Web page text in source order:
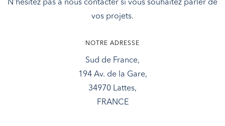
N'hésitez pas à nous contacter si vous souhaitez parler de
vos projets.
NOTRE ADRESSE
Sud de France,
194 Av. de la Gare,
34970 Lattes,
FRANCE